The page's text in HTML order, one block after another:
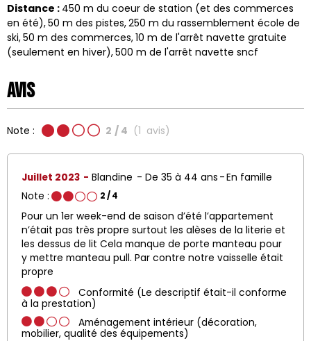
Distance : 450 m du coeur de station (et des commerces
en été) 50 m des pistes 250 m du rassemblement école de
ski 50 m des commerces 10 m de l'arrêt navette gratuite
(seulement en hiver) 500 m de l'arrêt navette sncf
Avis
Note : 2 / 4 (1 avis)
Juillet 2023 Blandine De 35 à 44 ans
En famille
Note :
2/ 4
Pour un 1er week-end de saison d’été l’appartement
n’était pas très propre surtout les alèses de la literie et
les dessus de lit Cela manque de porte manteau pour
y mettre manteau pull. Par contre notre vaisselle était
propre
Conformité (Le descriptif était-il conforme
à la prestation)
Aménagement intérieur (décoration,
mobilier, qualité des équipements)